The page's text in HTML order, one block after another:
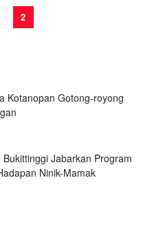
2
Kotanopan Gotong-royong
Bukittinggi Jabarkan Program
Ninik-Mamak